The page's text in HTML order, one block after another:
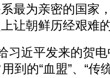
最为亲密的国家
让朝鲜历经艰难
习近平发来的贺
到的“血盟”、“传